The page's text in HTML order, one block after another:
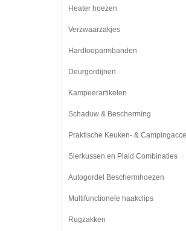
Heater hoezen
Verzwaarzakjes
Hardlooparmbanden
Deurgordijnen
Kampeerartikelen
Schaduw & Bescherming
Praktische Keuken- &
Sierkussen en Plaid Combinaties
Autogordel Beschermhoezen
Multifunctionele haakclips
Rugzakken